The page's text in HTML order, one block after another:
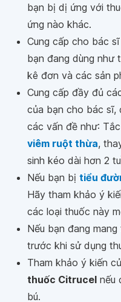
bạn bị dị ứng với
ứng nào khác.
Cung cấp cho bác
bạn đang dùng như
kê đơn và các sản
Cung cấp đầy đủ
của bạn cho bác sĩ,
các vấn đề như:
viêm ruột thừa,
sinh kéo dài hơn 2
Nếu bạn bị tiểu
Hãy tham khảo ý
các loại thuốc này
Nếu bạn đang
trước khi sử dụng
Tham khảo ý kiến
thuốc Citrucel nếu
bú.